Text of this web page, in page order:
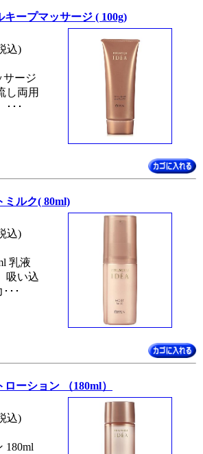
ープマッサージ ( 100g)
込)
サージ
し両用
･･･
ルク( 80ml)
込)
乳液
吸い込
･･
ーション （180ml）
込)
180ml